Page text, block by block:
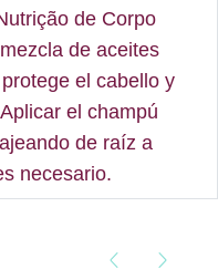
de Corpo
de aceites
el cabello y
el champú
de raíz a
necesario.